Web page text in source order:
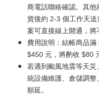
商電話聯絡確認。其
貨後約 2-3 個工作天
案可直接線上開通，將
費用說明：結帳商品
$450 元，將酌收 $80
若遇到颱風地震等天
統設備維護、倉儲調
順延。